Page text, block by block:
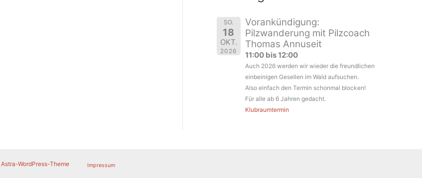
SO.
18
OKT.
2026
Vorankündigung:
Pilzwanderung mit Pilzcoach
Thomas Annuseit
11:00 bis 12:00
Auch 2026 werden wir wieder die freundlichen
einbeinigen Gesellen im Wald aufsuchen.
Also einfach den Termin schonmal blocken!
Für alle ab 6 Jahren gedacht.
Klubraumtermin
Astra-WordPress-Theme Impressum